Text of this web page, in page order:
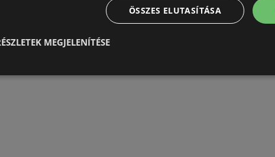
ÖSSZES ELUTASÍTÁSA
MEGJELENÍTÉSE